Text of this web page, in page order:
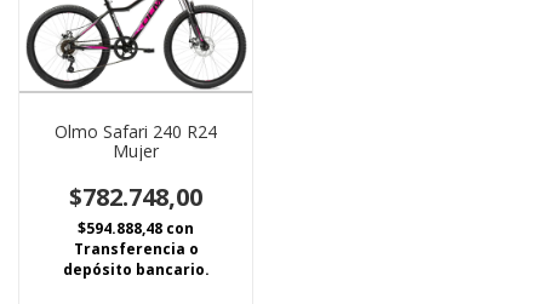
Olmo Safari 240 R24
Mujer
$782.748,00
$594.888,48 con
Transferencia o
depósito bancario.